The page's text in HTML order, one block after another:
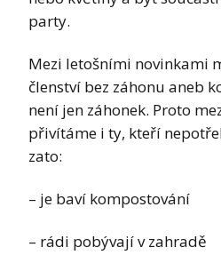
party.
Mezi letošními novinkami
členství bez záhonu aneb
není jen záhonek. Proto
přivítáme i ty, kteří
zato:
– je baví kompostování
– rádi pobývají v zahradě